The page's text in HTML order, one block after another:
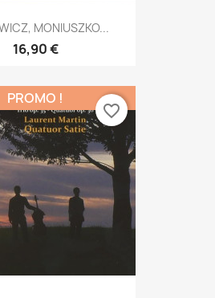
MONIUSZKO...
16,90 €
PROMO !
favorite_border